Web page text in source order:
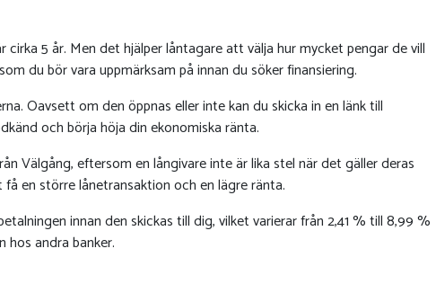
5 år. Men det hjälper låntagare att välja hur mycket pengar de vill
du bör vara uppmärksam på innan du söker finansiering.
Oavsett om den öppnas eller inte kan du skicka in en länk till
och börja höja din ekonomiska ränta.
Välgång, eftersom en långivare inte är lika stel när det gäller deras
en större lånetransaktion och en lägre ränta.
innan den skickas till dig, vilket varierar från 2,41 % till 8,99 %
andra banker.